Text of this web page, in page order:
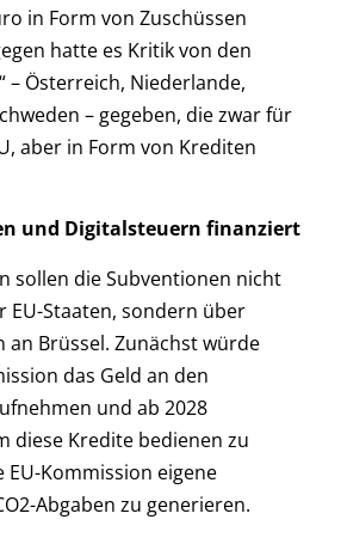
in Form von Zuschüssen
hatte es Kritik von den
– Österreich, Niederlande,
– gegeben, die zwar für
aber in Form von Krediten
und Digitalsteuern finanziert
sollen die Subventionen nicht
EU-Staaten, sondern über
an Brüssel. Zunächst würde
das Geld an den
und ab 2028
diese Kredite bedienen zu
Kommission eigene
Abgaben zu generieren.